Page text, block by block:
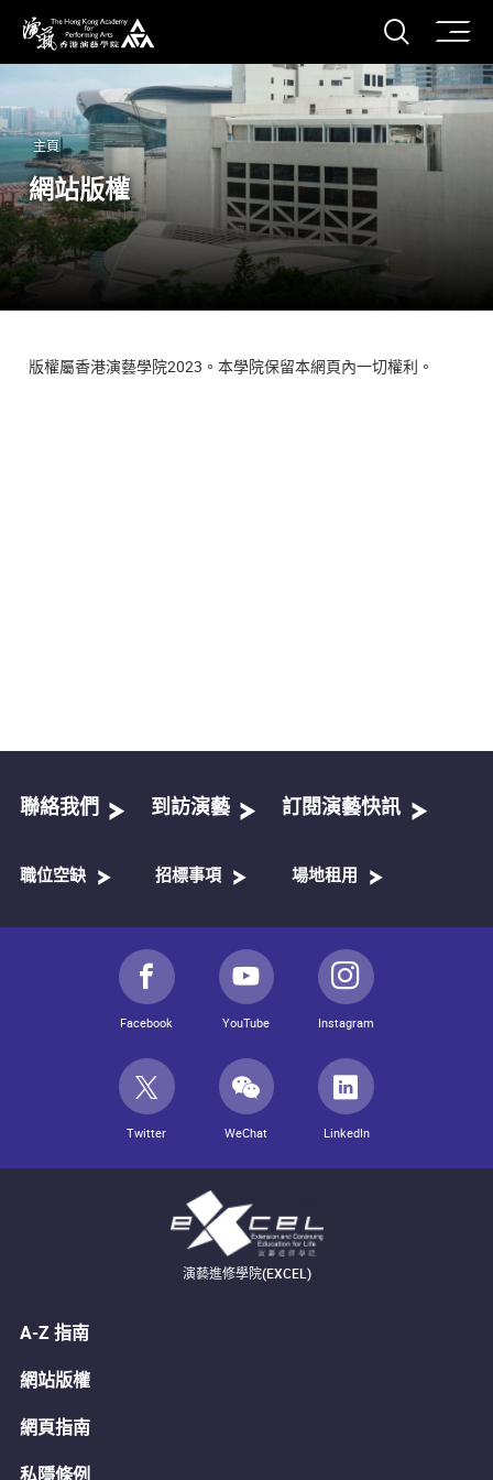
香港演藝學院
打開
主頁
網站版權
版權屬香港演藝學院2023。本學院保留本網頁內一切權利。
聯絡我們 到訪演藝 訂閱演藝快訊
職位空缺 招標事項 場地租用
Facebook YouTube Instagram
Twitter WeChat LinkedIn
演藝進修學院(EXCEL)
A-Z 指南
網站版權
網頁指南
私隱條例